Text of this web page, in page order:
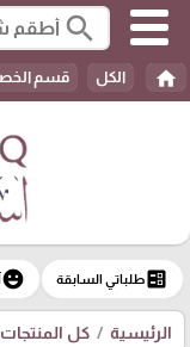
search
home الكل قسم
ballotطلباتي السابقة emoji_emotions
الرئيسية كل المنتجات